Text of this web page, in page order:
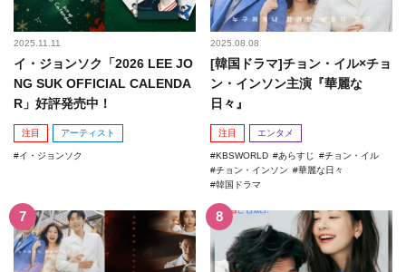
2025.11.11
イ・ジョンソク「2026 LEE JO
NG SUK OFFICIAL CALENDA
R」好評発売中！
注目 アーティスト
イ・ジョンソク
2025.08.08
[韓国ドラマ]チョン・イル×チョ
ン・インソン主演『華麗な
日々』
注目 エンタメ
KBSWORLD あらすじ
チョン・イル
チョン・インソン
華麗な日々
韓国ドラマ